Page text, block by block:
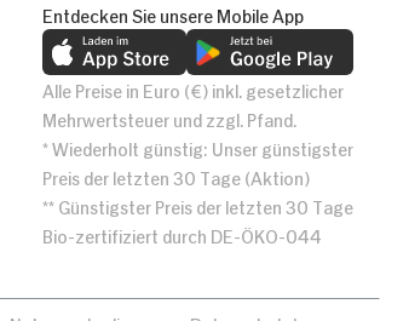
Entdecken Sie unsere Mobile App
Alle Preise in Euro (€) inkl. gesetzlicher
Mehrwertsteuer und zzgl. Pfand.
* Wiederholt günstig: Unser günstigster
Preis der letzten 30 Tage (Aktion)
** Günstigster Preis der letzten 30 Tage
Bio-zertifiziert durch DE-ÖKO-044